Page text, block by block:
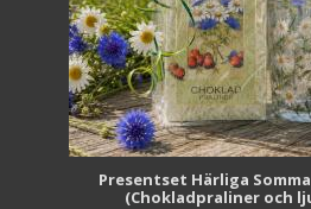
Presentset Härliga
(Chokladpraliner och